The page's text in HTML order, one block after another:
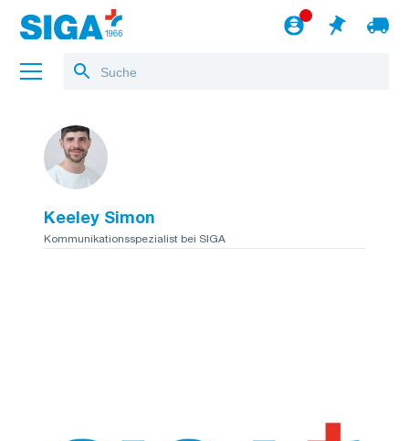
Über uns
Referenzen
JobsKeeley Simon
Kommunikationsspezialist bei SIGA